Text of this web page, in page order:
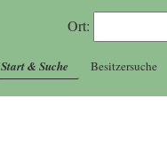
Ort:
Start & Suche Besitzersuche